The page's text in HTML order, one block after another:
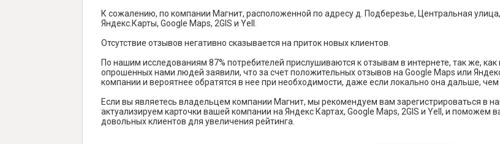
К сожалению, по компании Магнит, расположенной по адресу д. Подберезье, Центральная
Яндекс.Карты, Google Maps, 2GIS и Yell.
Отсутствие отзывов негативно сказывается на приток новых клиентов.
По нашим исследованиям 87% потребителей прислушиваются к отзывам в интернете, так же,
опрошенных нами людей заявили, что за счет положительных отзывов на Google Maps или
компании и вероятнее обратятся в нее при необходимости, даже если локально она дальше,
Если вы являетесь владельцем компании Магнит, мы рекомендуем вам зарегистрироваться в
актуализируем карточки вашей компании на Яндекс Картах, Google Maps, 2GIS и Yell, и
довольных клиентов для увеличения рейтинга.